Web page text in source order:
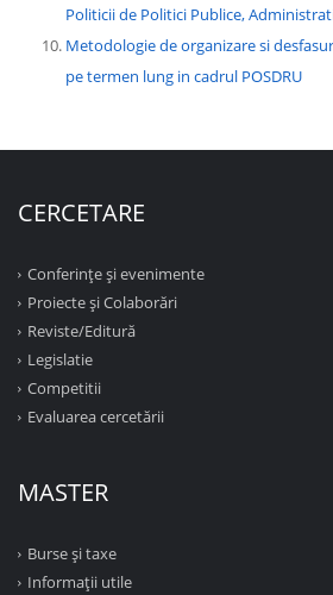
Politicii de Politici Publice,
Metodologie de organizare si
pe termen lung in cadrul POSDRU
CERCETARE
Conferinţe şi evenimente
Proiecte şi Colaborări
Reviste/Editură
Legislatie
Competitii
Evaluarea cercetării
MASTER
Burse și taxe
Informații utile